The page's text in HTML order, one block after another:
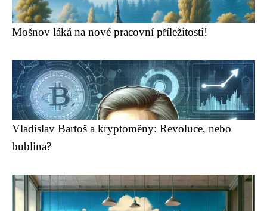
Mošnov láká na nové pracovní příležitosti!
Vladislav Bartoš a kryptoměny: Revoluce, nebo
bublina?